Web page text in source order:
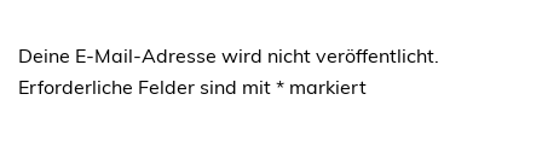
Deine E-Mail-Adresse wird nicht veröffentlicht.
Erforderliche Felder sind mit * markiert